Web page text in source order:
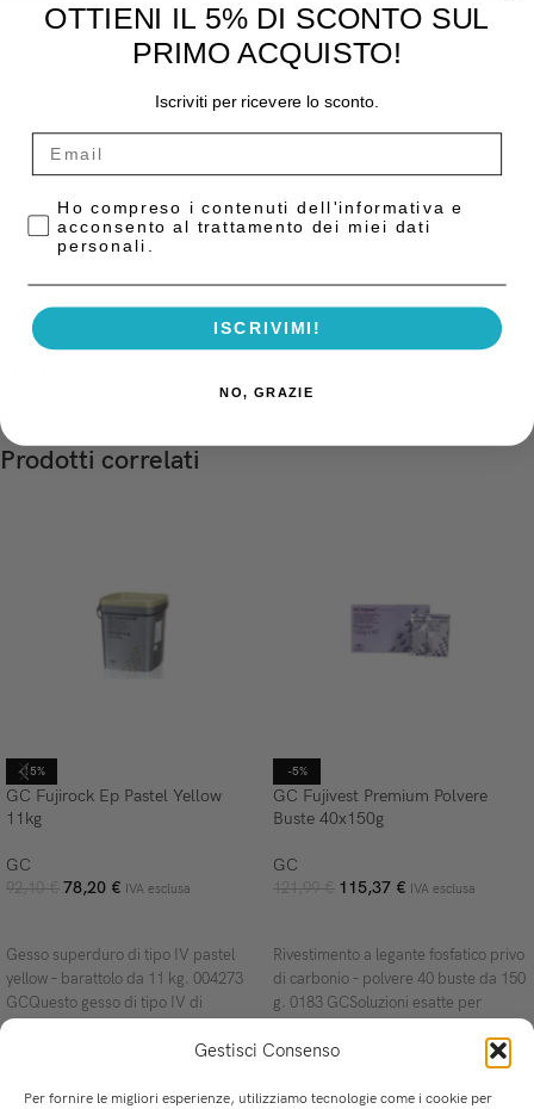
Gestisci Consenso
Per fornire le migliori esperienze, utilizziamo tecnologie come i cookie per
Gessi Rivestimenti, Gessi-Rivestimenti-Cere
FUJIROCK EP POLAR WHITE 4kg Barattolo Gesso Superduro
Bianco 890366 GC(4–IV)
Prodotti correlati
-15%
GC Fujirock Ep Pastel Yellow
11kg
GC
92,10€ 78,20 € IVA esclusa
Gesso superduro di tipo IV pastel
yellow – barattolo da 11 kg. 004273
GCQuesto gesso di tipo IV di
-5%
GC Fujivest Premium Polvere
Buste 40x150g
GC
121,99€ 115,37 € IVA esclusa
Rivestimento a legante fosfatico privo
di carbonio – polvere 40 buste da 150
g. 0183 GCSoluzioni esatte per
OTTIENI IL 5% DI SCONTO SUL
PRIMO ACQUISTO!
Iscriviti per ricevere lo sconto.
Privacy Policy
Ho compreso i contenuti dell'informativa e
acconsento al trattamento dei miei dati
personali.
ISCRIVIMI!
NO, GRAZIE